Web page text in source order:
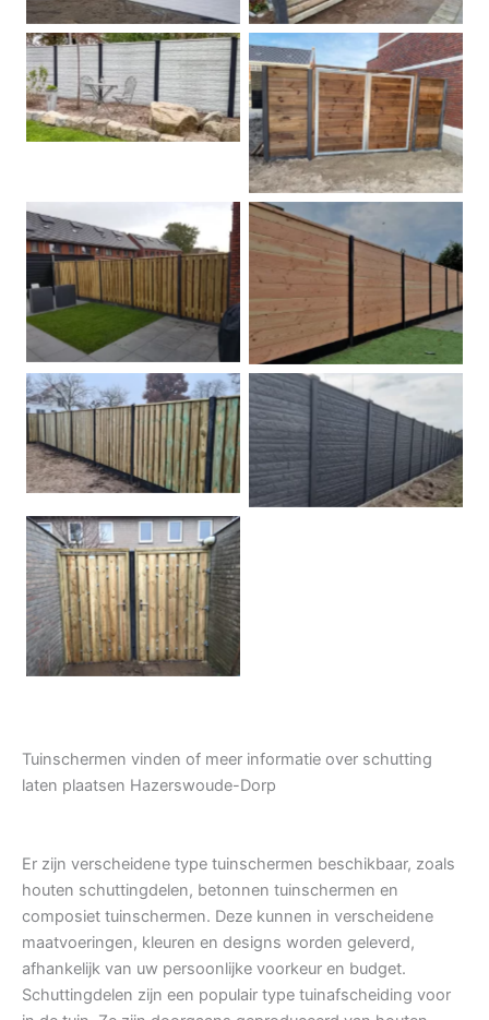
Betonschutting
Dubbele poort
Betonpalen schutting Douglas
Hout beton schuttingen Rots motief antraciet
Tuindeur grenen
Tuinschermen vinden of meer informatie over schutting
laten plaatsen Hazerswoude-Dorp
Er zijn verscheidene type tuinschermen beschikbaar, zoals
houten schuttingdelen, betonnen tuinschermen en
composiet tuinschermen. Deze kunnen in verscheidene
maatvoeringen, kleuren en designs worden geleverd,
afhankelijk van uw persoonlijke voorkeur en budget.
Schuttingdelen zijn een populair type tuinafscheiding voor